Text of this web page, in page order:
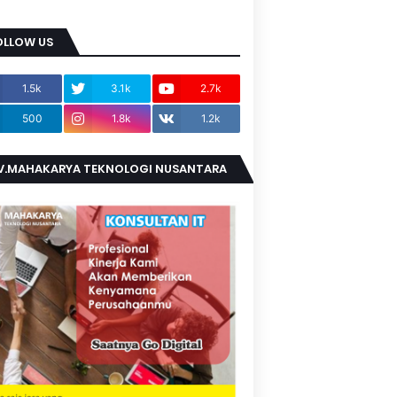
US
1.5k 3.1k 2.7k
500 1.8k 1.2k
TEKNOLOGI NUSANTARA